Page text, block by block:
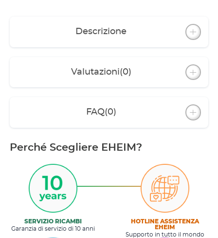
Descrizione
Valutazioni(0)
FAQ(0)
Perché Scegliere EHEIM?
SERVIZIO RICAMBI
Garanzia di servizio di 10 anni
HOTLINE ASSISTENZA
EHEIM
Supporto in tutto il mondo